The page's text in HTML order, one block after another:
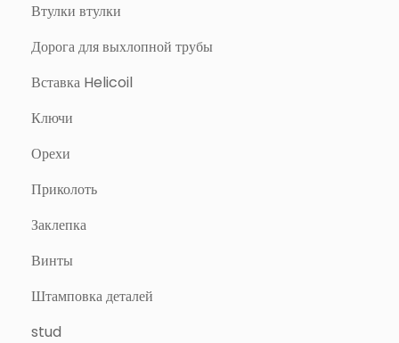
Втулки втулки
Дорога для выхлопной трубы
Вставка Helicoil
Ключи
Орехи
Приколоть
Заклепка
Винты
Штамповка деталей
stud